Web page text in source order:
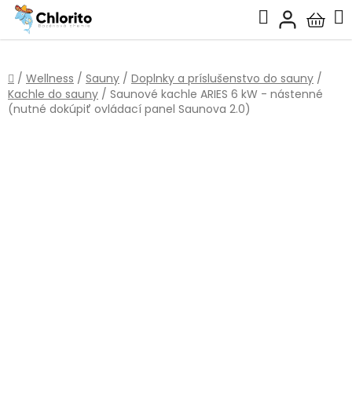
Prejsť
obsah
Hľadať
košík
Domov
/ Wellness / Sauny / Doplnky a príslušenstvo do sauny /
Kachle do sauny / Saunové kachle ARIES 6 kW - nástenné
(nutné dokúpiť ovládací panel Saunova 2.0)